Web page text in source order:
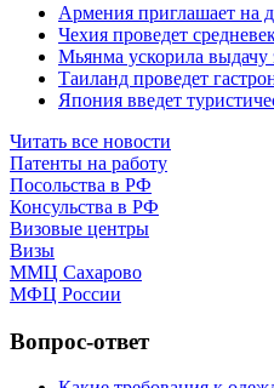
Армения приглашает на
Чехия проведет
Мьянма ускорила выдачу
Таиланд проведет
Япония введет
Читать все новости
Патенты на работу
Посольства в РФ
Консульства в РФ
Визовые центры
Визы
ММЦ Сахарово
МФЦ России
Вопрос-ответ